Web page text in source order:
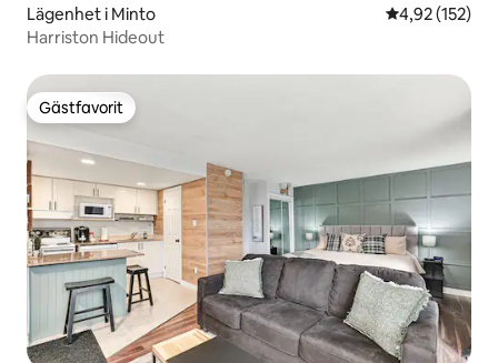
Lägenhet i Minto 4,92 av 5 i
4,92 (152)
Harriston Hideout
Gästfavorit
Gästfavorit